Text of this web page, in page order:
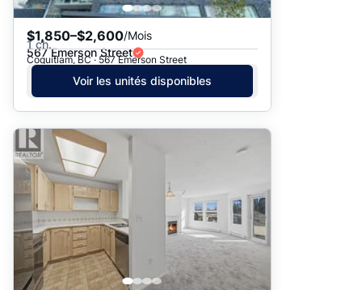
$1,850–$2,600/Mois
1 ch.
567 Emerson Street
Coquitlam, BC · 567 Emerson Street
Voir les unités disponibles